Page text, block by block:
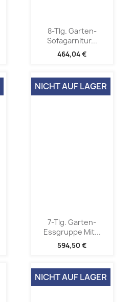
8-Tlg. Garten-
Sofagarnitur...
464,04 €
7-Tlg. Garten-
Essgruppe Mit...
594,50 €
NICHT AUF LAGER
NICHT AUF LAGER